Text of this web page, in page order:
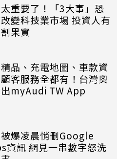
重要了！「3大事」恐
變科技業市場 投資人有
果實
品、充電地圖、車款資
客服務全都有！台灣奧
myAudi TW App
爆凌晨悄刪Google
資訊 網見一串數字怒洗